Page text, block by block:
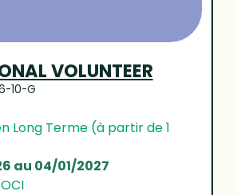
VOLUNTEER
10-G
Long Terme (à partir de 1
au 04/01/2027